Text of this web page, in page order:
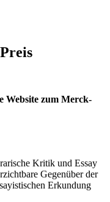
Website zum Merck-
Kritik und Essay
Gegenüber der
Erkundung